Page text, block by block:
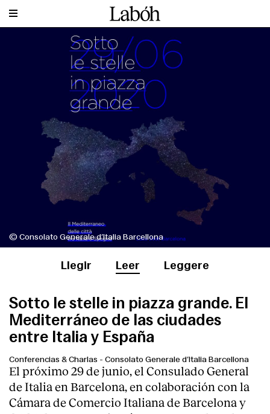
© Consolato Generale d’Italia Barcellona
Llegir Leer Leggere
Sotto le stelle in piazza grande. El
Mediterráneo de las ciudades
entre Italia y España
Conferencias & Charlas - Consolato Generale d’Italia Barcellona
El próximo 29 de junio, el Consulado General
de Italia en Barcelona, en colaboración con la
Cámara de Comercio Italiana de Barcelona y